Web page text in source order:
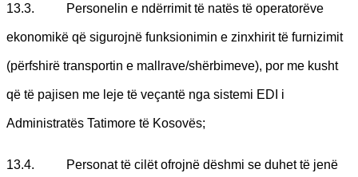
13.3. Personelin e ndërrimit të natës të operatorëve
ekonomikë që sigurojnë funksionimin e zinxhirit të furnizimit
(përfshirë transportin e mallrave/shërbimeve), por me kusht
që të pajisen me leje të veçantë nga sistemi EDI i
Administratës Tatimore të Kosovës;
13.4. Personat të cilët ofrojnë dëshmi se duhet të jenë